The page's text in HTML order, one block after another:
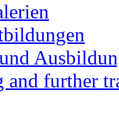
and further